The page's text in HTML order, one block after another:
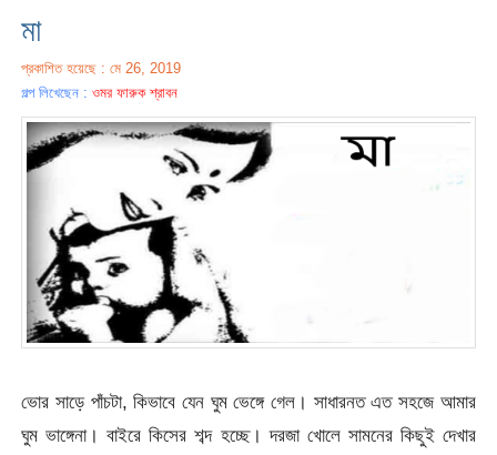
মা
প্রকাশিত হয়েছে : মে 26, 2019
গল্প লিখেছেন :ওমর ফারুক শ্রাবন
ভোর সাড়ে পাঁচটা, কিভাবে যেন ঘুম ভেঙ্গে গেল। সাধারনত এত সহজে আমার
ঘুম ভাঙ্গেনা। বাইরে কিসের শব্দ হচ্ছে। দরজা খোলে সামনের কিছুই দেখার